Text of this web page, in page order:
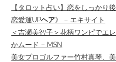
【タロット占い】恋をしっかり
恋愛運UPヘア》 – エキサイト
＜吉瀬美智子＞花柄ワンピでエ
かムード – MSN
美女プロゴルファー竹村真琴、